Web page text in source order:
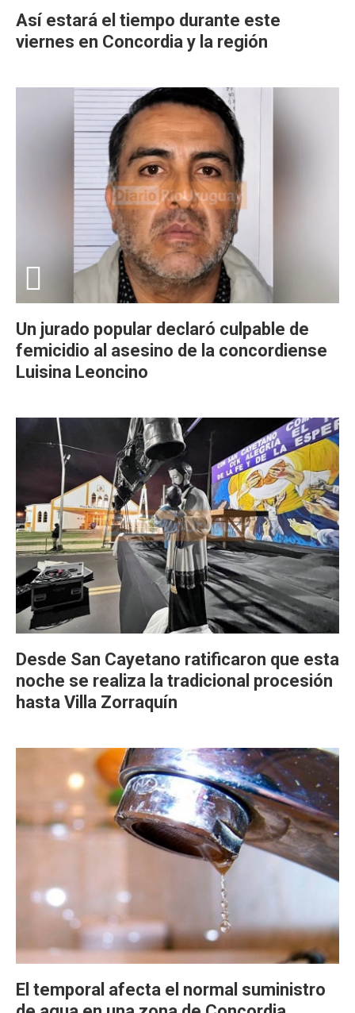
Así estará el tiempo durante este
viernes en Concordia y la región
Un jurado popular declaró culpable de
femicidio al asesino de la concordiense
Luisina Leoncino
Desde San Cayetano ratificaron que esta
noche se realiza la tradicional procesión
hasta Villa Zorraquín
El temporal afecta el normal suministro